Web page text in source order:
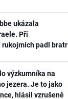
ukázala
Při
rukojmích padl bratr
výzkumníka na
jezera. Je to jako
hlásil vzrušeně